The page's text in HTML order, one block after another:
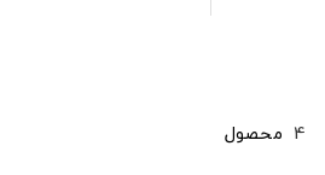
4 محصول